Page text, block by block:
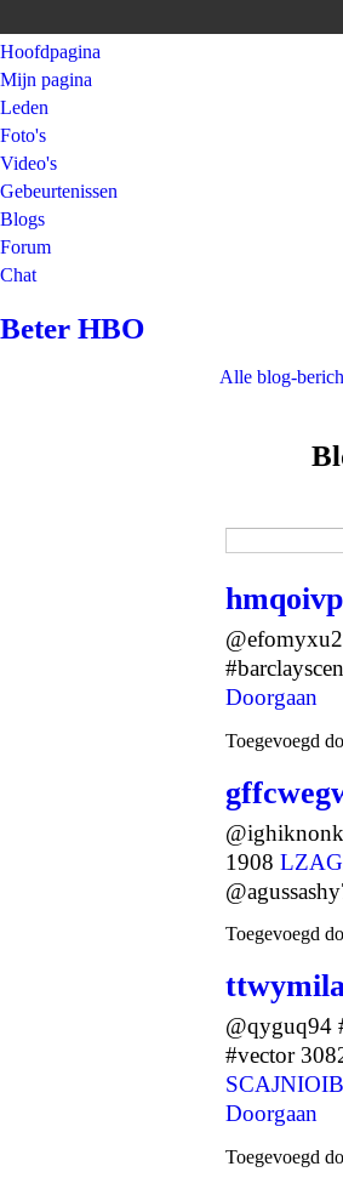
Hoofdpagina
Mijn pagina
Leden
Foto's
Video's
Gebeurtenissen
Blogs
Forum
Chat
Beter HBO
Alle blog-
Doorgaan
Toegevoegd
1908
Toegevoegd
@qyguq94
#vector
Doorgaan
Toegevoegd